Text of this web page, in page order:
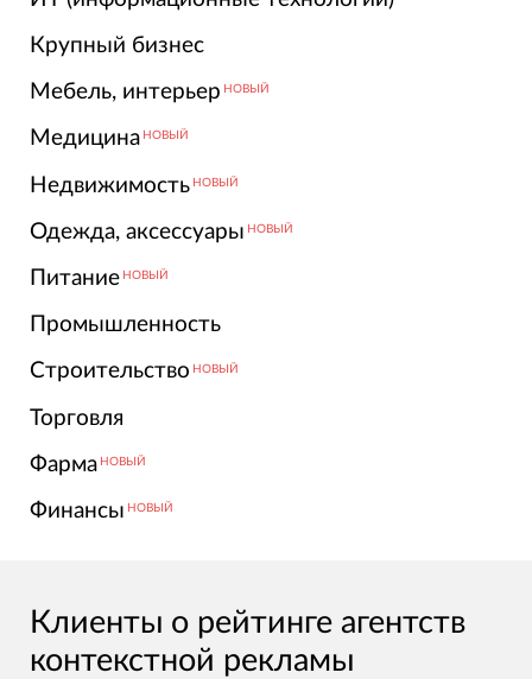
Крупный бизнес
Мебель, интерьер НОВЫЙ
Медицина НОВЫЙ
Недвижимость НОВЫЙ
Одежда, аксессуары НОВЫЙ
Питание НОВЫЙ
Промышленность
Строительство НОВЫЙ
Торговля
Фарма НОВЫЙ
Финансы НОВЫЙ
Клиенты о рейтинге агентств
контекстной рекламы